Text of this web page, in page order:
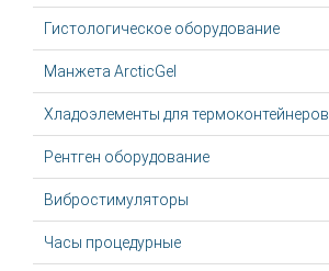
Гистологическое оборудование
Манжета ArcticGel
Хладоэлементы для термоконтейнеров
Рентген оборудование
Вибростимуляторы
Часы процедурные